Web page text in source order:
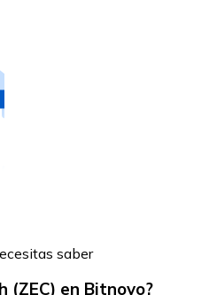
saber
(ZEC) en Bitnovo?